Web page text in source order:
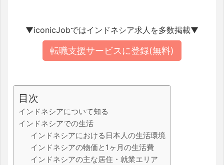
▼iconicJobではインドネシア求人を多数掲載▼
転職支援サービスに登録(無料)
目次
インドネシアについて知る
インドネシアでの生活
インドネシアにおける日本人の生活環境
インドネシアの物価と1ヶ月の生活費
インドネシアの主な居住・就業エリア